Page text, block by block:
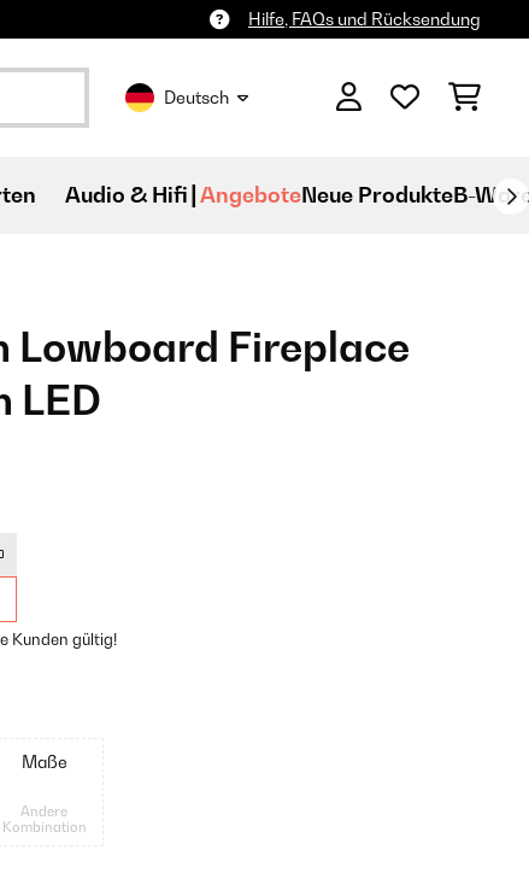
Hilfe, FAQs und Rücksendung
Deutsch
Audio & Hifi AngeboteNeue ProdukteB-
Lowboard Fireplace
LED
Kunden gültig!
Maße
Andere
Kombination